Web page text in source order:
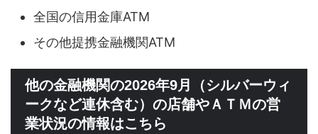
全国の信用金庫ATM
その他提携金融機関ATM
他の金融機関の2026年9月（シルバーウィ
ークなど連休含む）の店舗やＡＴＭの営
業状況の情報はこちら